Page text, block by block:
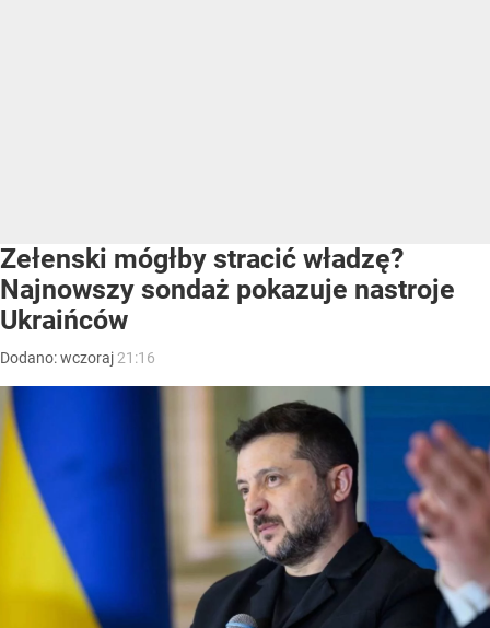
Zełenski mógłby stracić władzę?
Najnowszy sondaż pokazuje nastroje
Ukraińców
Dodano:wczoraj 21:16